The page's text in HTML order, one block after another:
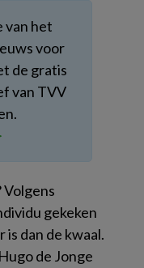
van het
voor
de gratis
van TVV
Volgens
gekeken
dan de kwaal.
de Jonge